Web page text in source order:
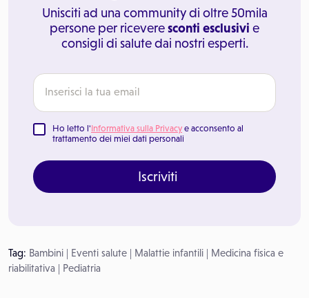
Unisciti ad una community di oltre 50mila
persone per riceveresconti esclusivi e
consigli di salute dai nostri esperti.
Ho letto l'Informativa sulla Privacy e acconsento al
trattamento dei miei dati personali
Iscriviti
Tag: Bambini | Eventi salute | Malattie infantili | Medicina fisica e
riabilitativa | Pediatria